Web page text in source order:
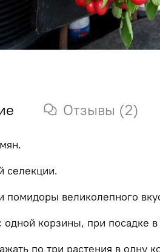
Отзывы (2)
селекции.
помидоры великолепного
одной корзины, при посадке
по три растения в одну